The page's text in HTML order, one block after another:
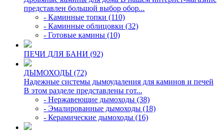
представлен большой выбор обор...
- Каминные топки (110)
- Каминные облицовки (32)
- Готовые камины (10)
ПЕЧИ ДЛЯ БАНИ (92)
ДЫМОХОДЫ (72)
Надежные системы дымоудаления для каминов и печей
В этом разделе представлены гот...
- Нержавеющие дымоходы (38)
- Эмалированные дымоходы (18)
- Керамические дымоходы (16)